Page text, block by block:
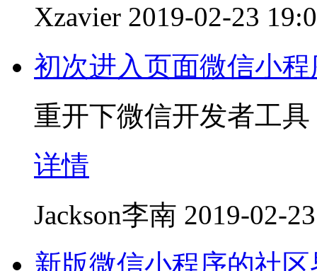
Xzavier 2019-02-23
初次进入页面微信小
重开下微信开发者工具
详情
Jackson李南 2019-02-
新版微信小程序的社